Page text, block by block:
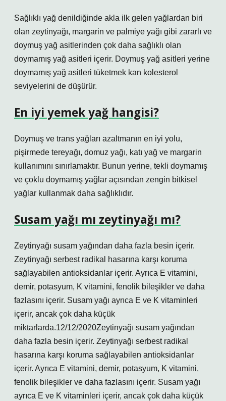
Sağlıklı yağ denildiğinde akla ilk gelen yağlardan biri
olan zeytinyağı, margarin ve palmiye yağı gibi zararlı ve
doymuş yağ asitlerinden çok daha sağlıklı olan
doymamış yağ asitleri içerir. Doymuş yağ asitleri yerine
doymamış yağ asitleri tüketmek kan kolesterol
seviyelerini de düşürür.
En iyi yemek yağ hangisi?
Doymuş ve trans yağları azaltmanın en iyi yolu,
pişirmede tereyağı, domuz yağı, katı yağ ve margarin
kullanımını sınırlamaktır. Bunun yerine, tekli doymamış
ve çoklu doymamış yağlar açısından zengin bitkisel
yağlar kullanmak daha sağlıklıdır.
Susam yağı mı zeytinyağı mı?
Zeytinyağı susam yağından daha fazla besin içerir.
Zeytinyağı serbest radikal hasarına karşı koruma
sağlayabilen antioksidanlar içerir. Ayrıca E vitamini,
demir, potasyum, K vitamini, fenolik bileşikler ve daha
fazlasını içerir. Susam yağı ayrıca E ve K vitaminleri
içerir, ancak çok daha küçük
miktarlarda.12/12/2020Zeytinyağı susam yağından
daha fazla besin içerir. Zeytinyağı serbest radikal
hasarına karşı koruma sağlayabilen antioksidanlar
içerir. Ayrıca E vitamini, demir, potasyum, K vitamini,
fenolik bileşikler ve daha fazlasını içerir. Susam yağı
ayrıca E ve K vitaminleri içerir, ancak çok daha küçük